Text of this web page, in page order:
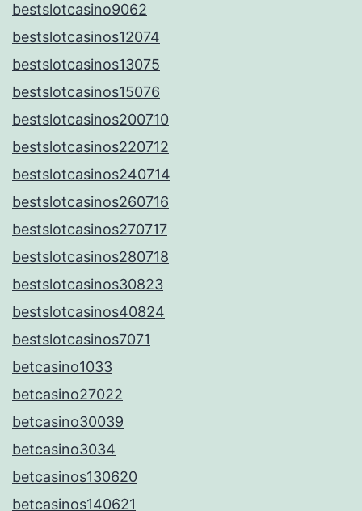
bestslotcasino9062
bestslotcasinos12074
bestslotcasinos13075
bestslotcasinos15076
bestslotcasinos200710
bestslotcasinos220712
bestslotcasinos240714
bestslotcasinos260716
bestslotcasinos270717
bestslotcasinos280718
bestslotcasinos30823
bestslotcasinos40824
bestslotcasinos7071
betcasino1033
betcasino27022
betcasino30039
betcasino3034
betcasinos130620
betcasinos140621